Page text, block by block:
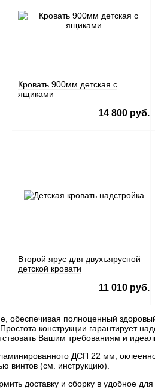
Кровать 900мм детская с
ящиками
14 800 руб.
Второй ярус для двухъярусной
детской кровати
11 010 руб.
обеспечивая полноценный
конструкции гарантирует
Вашим требованиям и
ДСП 22 мм,
винтов (см. инструкцию).
доставку и сборку в удобное для